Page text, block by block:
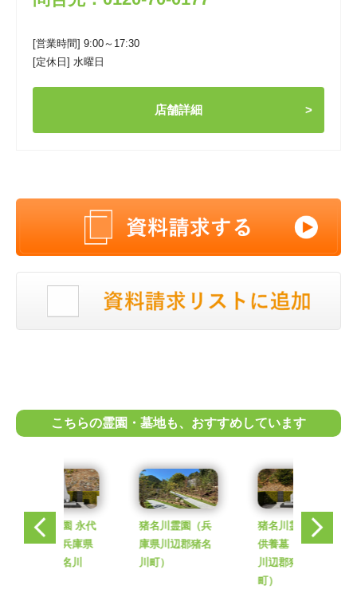
[営業時間] 9:00～17:30
[定休日] 水曜日
店舗詳細
こちらの霊園・墓地も、おすすめしています
猪名川霊園 （兵
庫県川辺郡猪名
猪名川霊園 永代
供養墓（兵庫県
川辺郡猪名川
猪名川霊園
（兵
庫県川辺郡猪名
川町）